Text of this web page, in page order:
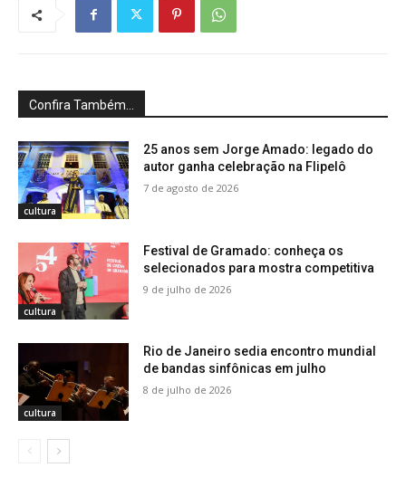
Confira Também...
cultura
25 anos sem Jorge Amado: legado do
autor ganha celebração na Flipelô
7 de agosto de 2026
cultura
Festival de Gramado: conheça os
selecionados para mostra competitiva
9 de julho de 2026
cultura
Rio de Janeiro sedia encontro mundial
de bandas sinfônicas em julho
8 de julho de 2026